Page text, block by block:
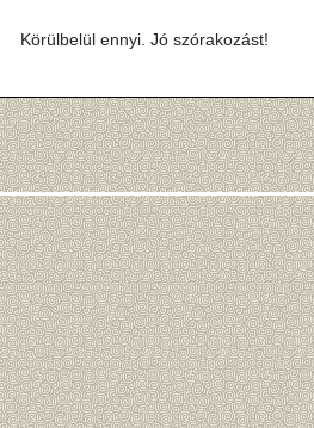
Körülbelül ennyi. Jó szórakozást!